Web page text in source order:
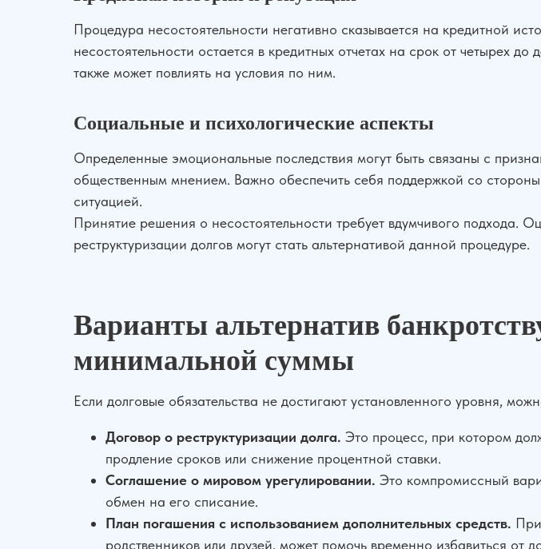
Процедура несостоятельности негативно сказывается на кредитной
несостоятельности остается в кредитных отчетах на срок от четырех
также может повлиять на условия по ним.
Социальные и психологические аспекты
Определенные эмоциональные последствия могут быть связаны с
общественным мнением. Важно обеспечить себя поддержкой со
ситуацией.
Принятие решения о несостоятельности требует вдумчивого подхода.
реструктуризации долгов могут стать альтернативой данной процедуре.
Варианты альтернатив
минимальной суммы
Если долговые обязательства не достигают установленного уровня,
Договор о реструктуризации долга. Это процесс, при котором
продление сроков или снижение процентной ставки.
Соглашение о мировом урегулировании. Это компромиссный
обмен на его списание.
План погашения с использованием дополнительных средств.
родственников или друзей, может помочь временно избавиться от